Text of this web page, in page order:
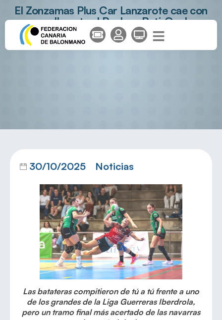
El Zonzamas Plus Car Lanzarote cae con
orgullo ante el Replasa Beti-Onak
30/10/2025 Noticias
Las batateras compitieron de tú a tú frente a uno
de los grandes de la Liga Guerreras Iberdrola,
pero un tramo final más acertado de las navarras